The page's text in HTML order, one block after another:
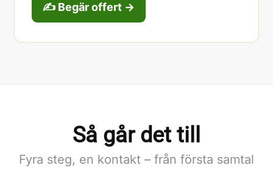
✍️ Begär offert →
Så går det till
Fyra steg, en kontakt – från första samtal